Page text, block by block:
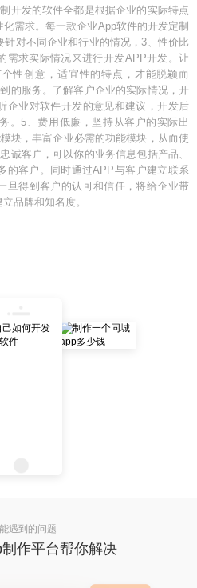
开发的软件全都是根据企业的实际特点
需求。每一款企业App软件的开发定制
对不同企业和行业的情况，3、性价比
需求实际情况来进行开发APP开发。让
性创意，适宜性的特点，才能脱颖而
的服务。了解客户企业的实际情况，开
企业对软件开发的意见和建议，开发后
。5、费用低廉，坚持从客户的实际出
块，丰富企业必需的功能模块，从而使
诚客户，可以你的业务信息包括产品、
的客户。同时通过APP与客户建立联系
旦得到客户的认可和信任，将给企业带
品牌和知名度。
遇到的问题
作平台帮你解决